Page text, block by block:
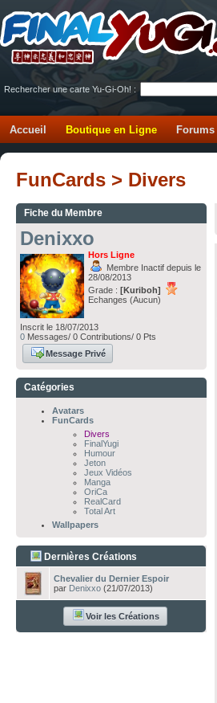
Rechercher une carte Yu-Gi-Oh! :
Accueil Boutique en Ligne Forums
FunCards > Divers
Fiche du Membre
Denixxo
Hors Ligne
Membre Inactif depuis le
28/08/2013
Grade : [Kuriboh]
Echanges (Aucun)
Inscrit le 18/07/2013
0 Messages/ 0 Contributions/ 0 Pts
Message Privé
Catégories
Avatars
FunCards
Divers
FinalYugi
Humour
Jeton
Jeux Vidéos
Manga
OriCa
RealCard
Total Art
Wallpapers
Dernières Créations
Chevalier du Dernier Espoir
par Denixxo (21/07/2013)
Voir les Créations